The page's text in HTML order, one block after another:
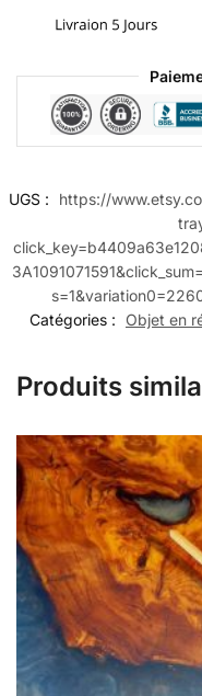
UGS :
https://
Catégories :
Objet en
Produits